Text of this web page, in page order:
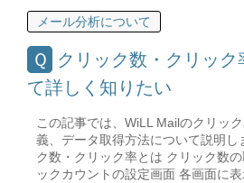
メール分析について
クリック数・クリッ
て詳しく知りたい
この記事では、WiLL Mailのクリッ
義、データ取得方法について説明し
ク数・クリック率とは クリック数
ックカウントの設定画面 各画面に